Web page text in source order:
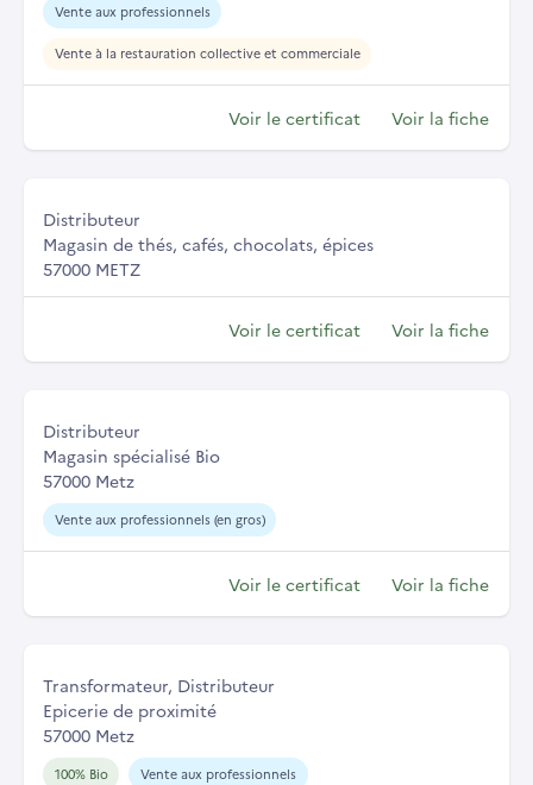
Vente aux professionnels
Vente à la restauration collective et commerciale
Voir le certificat Voir la fiche
Distributeur
Magasin de thés, cafés, chocolats, épices
57000 METZ
Voir le certificat Voir la fiche
Distributeur
Magasin spécialisé Bio
57000 Metz
Vente aux professionnels (en gros)
Voir le certificat Voir la fiche
Transformateur, Distributeur
Epicerie de proximité
57000 Metz
100% Bio Vente aux professionnels